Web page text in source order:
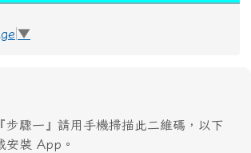
▼
『步驟一』請用手機掃描此二維碼，以下
安裝 App。